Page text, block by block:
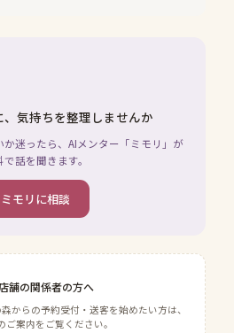
気持ちを整理しませんか
か迷ったら、AIメンター「ミモリ」が
で話を聞きます。
ミモリに相談
舗の関係者の方へ
からの予約受付・送客を始めたい方は、
ご案内をご覧ください。